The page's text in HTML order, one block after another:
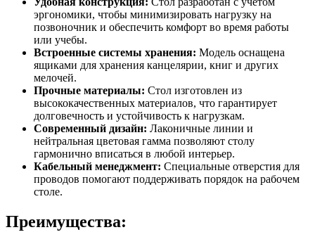
эргономики, чтобы минимизировать нагрузку на
позвоночник и обеспечить комфорт во время работы
или учебы.
Встроенные системы хранения: Модель оснащена
ящиками для хранения канцелярии, книг и других
мелочей.
Прочные материалы: Стол изготовлен из
высококачественных материалов, что гарантирует
долговечность и устойчивость к нагрузкам.
Современный дизайн: Лаконичные линии и
нейтральная цветовая гамма позволяют столу
гармонично вписаться в любой интерьер.
Кабельный менеджмент: Специальные отверстия для
проводов помогают поддерживать порядок на рабочем
столе.
Преимущества: